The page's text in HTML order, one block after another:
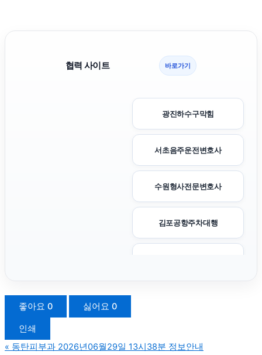
협력 사이트 바로가기
광진하수구막힘
서초음주운전변호사
수원형사전문변호사
김포공항주차대행
좋아요 0 싫어요 0
인쇄
« 동탄피부과 2026년06월29일 13시38분 정보안내